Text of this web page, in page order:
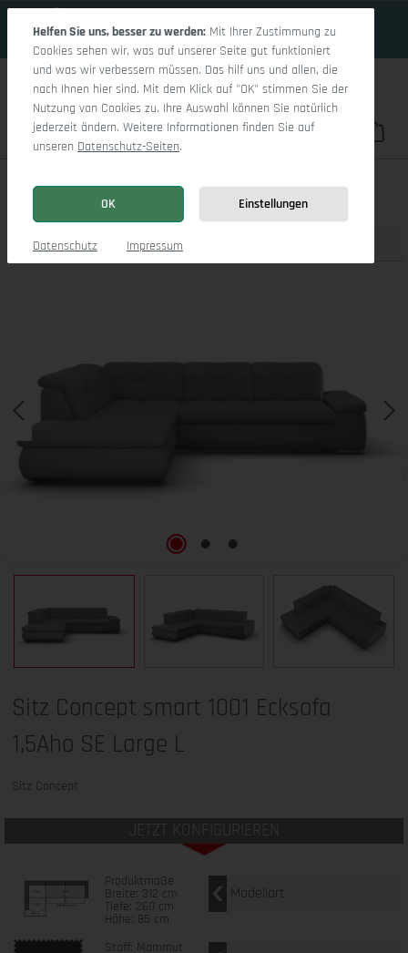
Du hast 0
Sitz Concept smart 1001 Ecksofa 1,5Aho SE Large L
Produktbilder
Sitz Concept smart 1001 Ecksofa
1,5Aho SE Large L
Sitz Concept
JETZT KONFIGURIEREN
Produktmaße
Breite: 312 cm
Tiefe: 260 cm
Höhe: 85 cm
Modellart
Stoff: Mammut
Helfen Sie uns, besser zu werden: Mit Ihrer Zustimmung zu
Cookies sehen wir, was auf unserer Seite gut funktioniert
und was wir verbessern müssen. Das hilf uns und allen, die
nach Ihnen hier sind. Mit dem Klick auf "OK" stimmen Sie der
Nutzung von Cookies zu. Ihre Auswahl können Sie natürlich
jederzeit ändern. Weitere Informationen finden Sie auf
unseren Datenschutz-Seiten.
OK Einstellungen
Datenschutz Impressum